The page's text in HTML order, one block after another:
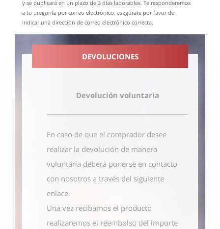
y se publicará en un plazo de 3 días laborables. Te responderemos
a tu pregunta por correo electrónico, asegúrate por favor de
indicar una dirección de correo electrónico correcta.
DEVOLUCIONES
Devolución voluntaria
En caso de que el comprador desee
realizar la devolución de manera
voluntaria deberá ponerse en contacto
con nosotros a través del siguiente
enlace.
Una vez recibamos el producto
realizaremos el reembolso del importe